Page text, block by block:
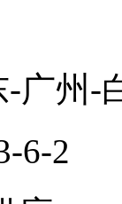
-广州-
6-2